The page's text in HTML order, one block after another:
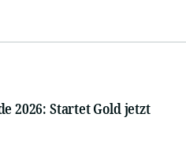
2026: Startet Gold jetzt